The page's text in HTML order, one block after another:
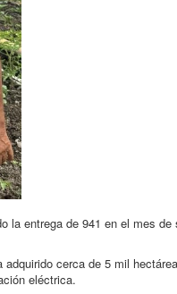
la entrega de 941 en el mes de
cerca de 5 mil
eléctrica.